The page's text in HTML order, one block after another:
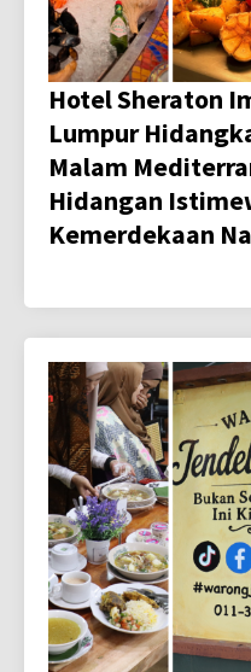
Hotel Sheraton
Lumpur
Malam
Hidangan
Kemerdekaan